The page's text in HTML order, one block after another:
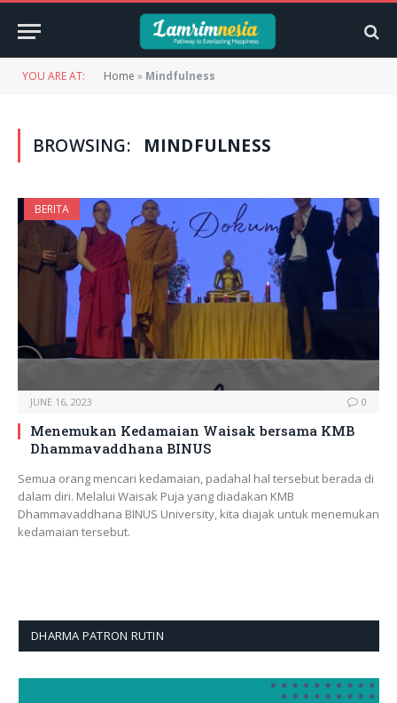
YOU ARE AT: Home » Mindfulness
BROWSING: MINDFULNESS
BERITA
JUNE 16, 2023 0
Menemukan Kedamaian Waisak bersama KMB
Dhammavaddhana BINUS
Semua orang mencari kedamaian, padahal hal tersebut berada di
dalam diri. Melalui Waisak Puja yang diadakan KMB
Dhammavaddhana BINUS University, kita diajak untuk menemukan
kedamaian tersebut.
DHARMA PATRON RUTIN